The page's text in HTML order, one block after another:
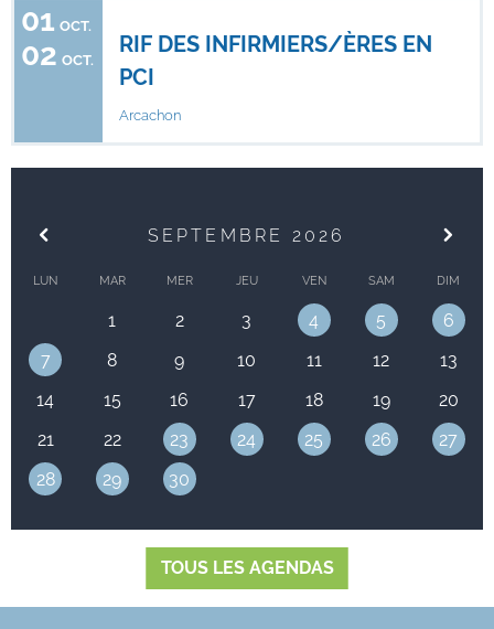
SEPTEMBRE 2026
LUN MAR MER JEU VEN SAM DIM
1 2 3 4 5
6
7
8 9 10 11 12
13
14
15 16 17 18 19
20
21
22 23 24 25 26
27
28
29 30
TOUS LES AGENDAS
01 OCT.
02 OCT.
RIF DES INFIRMIERS/ÈRES EN
PCI
Arcachon